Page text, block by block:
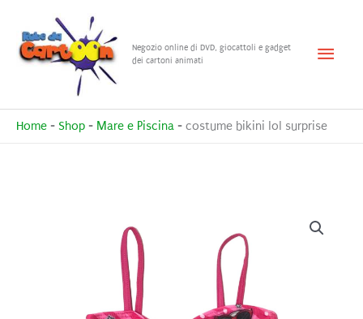
contenuto
Negozio online di DVD, giocattoli e gadget
dei cartoni animati
Menu
Home - Shop - Mare e Piscina - costume bikini lol surprise